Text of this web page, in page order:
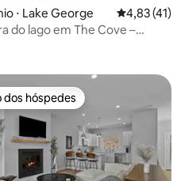
de 5, 10 avaliações
⋅ Lake George 4,83 de
4,83 (41)
do lago em The Cove –
dos hóspedes
dos hóspedes